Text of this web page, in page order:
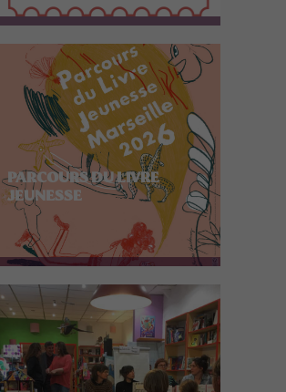
PARCOURS DU LIVRE
JEUNESSE